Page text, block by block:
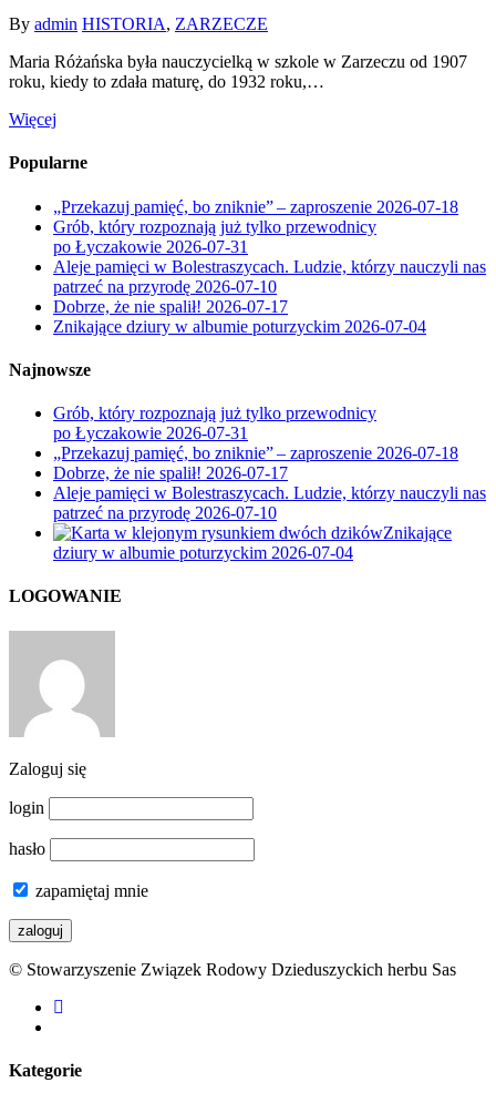
By admin HISTORIA, ZARZECZE
Maria Różańska była nauczycielką w szkole w Zarzeczu od 1907
roku, kiedy to zdała maturę, do 1932 roku,…
Więcej
Popularne
„Przekazuj pamięć, bo zniknie” – zaproszenie 2026-07-18
Grób, który rozpoznają już tylko przewodnicy
po Łyczakowie 2026-07-31
Aleje pamięci w Bolestraszycach. Ludzie, którzy nauczyli nas
patrzeć na przyrodę 2026-07-10
Dobrze, że nie spalił! 2026-07-17
Znikające dziury w albumie poturzyckim 2026-07-04
Najnowsze
Grób, który rozpoznają już tylko przewodnicy
po Łyczakowie 2026-07-31
„Przekazuj pamięć, bo zniknie” – zaproszenie 2026-07-18
Dobrze, że nie spalił! 2026-07-17
Aleje pamięci w Bolestraszycach. Ludzie, którzy nauczyli nas
patrzeć na przyrodę 2026-07-10
Znikające
dziury w albumie poturzyckim 2026-07-04
LOGOWANIE
Zaloguj się
login
hasło
zapamiętaj mnie
© Stowarzyszenie Związek Rodowy Dzieduszyckich herbu Sas
facebook
Kategorie